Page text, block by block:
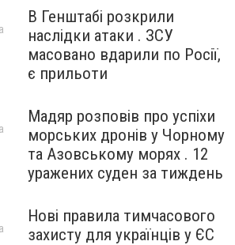
В Генштабі розкрили
наслідки атаки . ЗСУ
масовано вдарили по Росії,
є прильоти
Мадяр розповів про успіхи
морських дронів у Чорному
та Азовському морях . 12
уражених суден за тиждень
Нові правила тимчасового
захисту для українців у ЄС